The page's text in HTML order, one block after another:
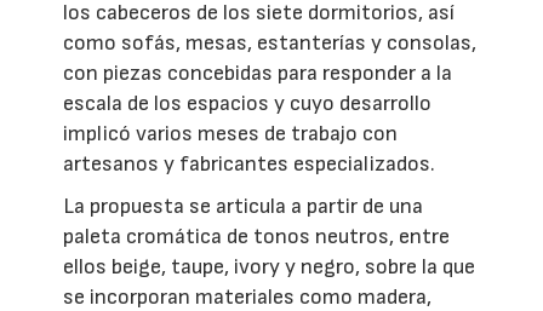
los cabeceros de los siete dormitorios, así
como sofás, mesas, estanterías y consolas,
con piezas concebidas para responder a la
escala de los espacios y cuyo desarrollo
implicó varios meses de trabajo con
artesanos y fabricantes especializados.
La propuesta se articula a partir de una
paleta cromática de tonos neutros, entre
ellos beige, taupe, ivory y negro, sobre la que
se incorporan materiales como madera,